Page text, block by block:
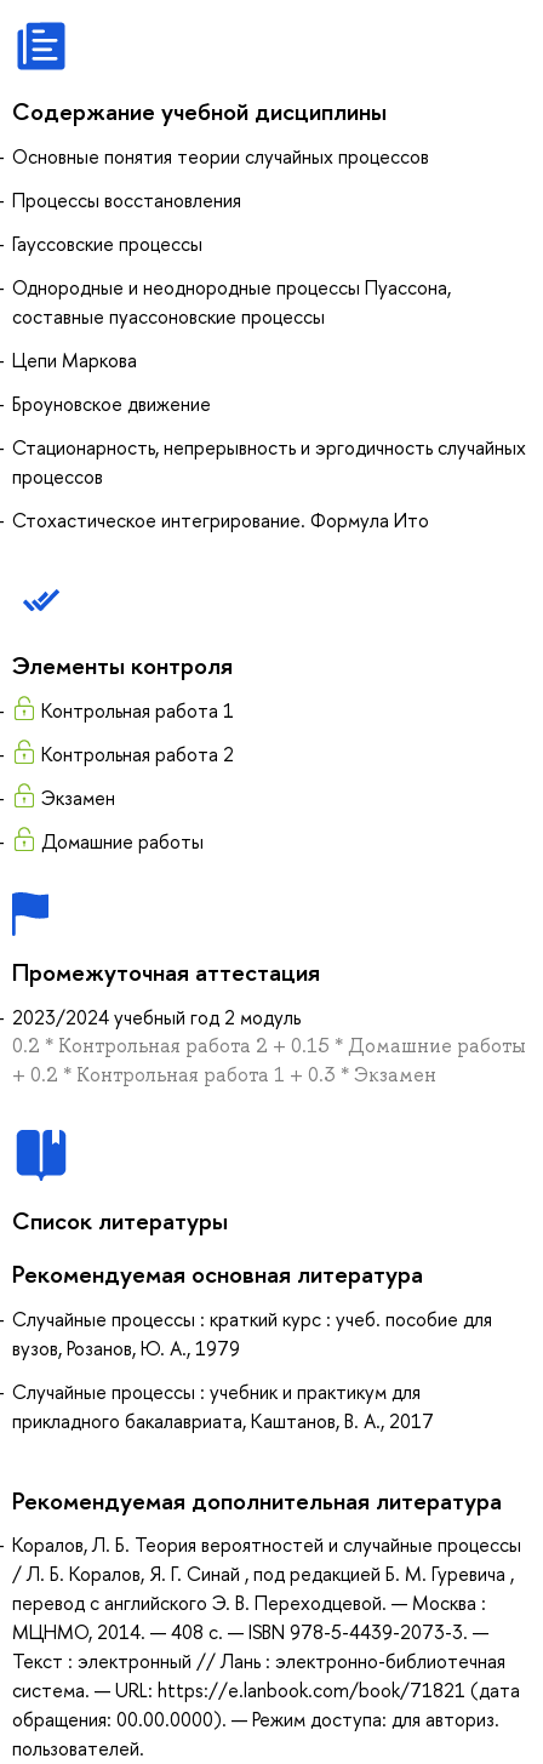
Содержание учебной дисциплины
Основные понятия теории случайных процессов
Процессы восстановления
Гауссовские процессы
Однородные и неоднородные процессы Пуассона,
составные пуассоновские процессы
Цепи Маркова
Броуновское движение
Стационарность, непрерывность и эргодичность случайных
процессов
Стохастическое интегрирование. Формула Ито
Элементы контроля
Контрольная работа 1
Контрольная работа 2
Экзамен
Домашние работы
Промежуточная аттестация
2023/2024 учебный год 2 модуль
0.2 * Контрольная работа 2 + 0.15 * Домашние работы
+ 0.2 * Контрольная работа 1 + 0.3 * Экзамен
Список литературы
Рекомендуемая основная литература
Случайные процессы : краткий курс : учеб. пособие для
вузов, Розанов, Ю. А., 1979
Случайные процессы : учебник и практикум для
прикладного бакалавриата, Каштанов, В. А., 2017
Рекомендуемая дополнительная литература
Коралов, Л. Б. Теория вероятностей и случайные процессы
/ Л. Б. Коралов, Я. Г. Синай , под редакцией Б. М. Гуревича ,
перевод с английского Э. В. Переходцевой. — Москва :
МЦНМО, 2014. — 408 с. — ISBN 978-5-4439-2073-3. —
Текст : электронный // Лань : электронно-библиотечная
система. — URL: https://e.lanbook.com/book/71821 (дата
обращения: 00.00.0000). — Режим доступа: для авториз.
пользователей.